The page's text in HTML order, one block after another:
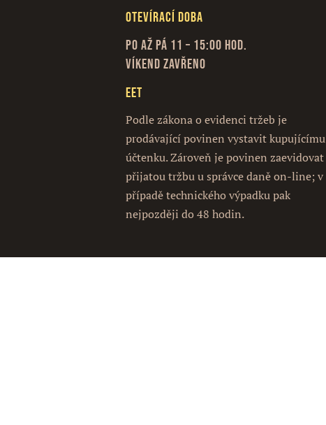
Otevírací doba
Po až Pá 11 – 15:00 hod.
Víkend zavřeno
EET
Podle zákona o evidenci tržeb je
prodávající povinen vystavit kupujícímu
účtenku. Zároveň je povinen zaevidovat
přijatou tržbu u správce daně on-line; v
případě technického výpadku pak
nejpozději do 48 hodin.